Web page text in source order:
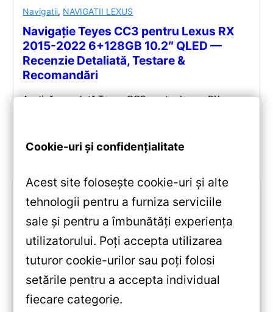
Navigatii, NAVIGATII LEXUS
Navigație Teyes CC3 pentru Lexus RX
2015-2022 6+128GB 10.2″ QLED —
Recenzie Detaliată, Testare &
Recomandări
Analiză completă Teyes CC3 pentru Lexus RX:
«Navigație Teyes CC3L pentru
Hyundai i10 (2019-2023) —
Recenzie Detaliată &
Recomandări
Navigatie Auto Teyes CC2 Plus
Cookie-uri și confidențialitate
Acest site folosește cookie-uri și alte
tehnologii pentru a furniza serviciile
sale și pentru a îmbunătăți experiența
utilizatorului. Poți accepta utilizarea
tuturor cookie-urilor sau poți folosi
setările pentru a accepta individual
fiecare categorie.